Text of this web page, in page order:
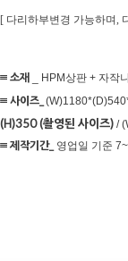
[ 다리하부변경 가능하며,
≡ 소재 _ HPM상판 + 자작
≡ 사이즈
(H)350 (촬영된 사이즈) /
≡ 제작기간_ 영업일 기준